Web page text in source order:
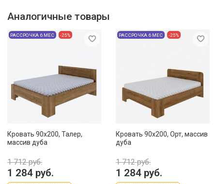
Аналогичные товары
РАССРОЧКА 6 МЕС -25%
Кровать 90х200, Талер,
массив дуба
1 712 руб.
1 284 руб.
РАССРОЧКА 6 МЕС -25%
Кровать 90х200, Орт, массив
дуба
1 712 руб.
1 284 руб.